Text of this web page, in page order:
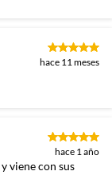
hace 11 meses
hace 1 año
viene con sus